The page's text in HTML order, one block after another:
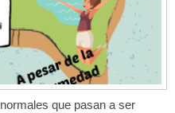
que pasan a ser